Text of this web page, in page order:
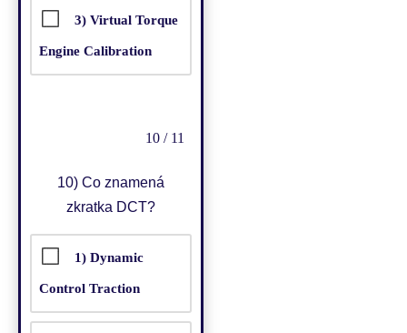
3) Virtual Torque
Engine Calibration
10 / 11
10) Co znamená
zkratka DCT?
1) Dynamic
Control Traction